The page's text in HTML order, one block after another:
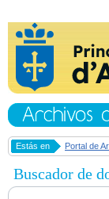
Estás en Portal de
Buscador de